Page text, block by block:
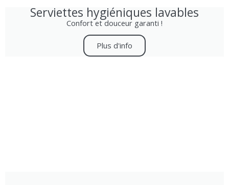
Serviettes hygiéniques lavables
Confort et douceur garanti !
Plus d'info